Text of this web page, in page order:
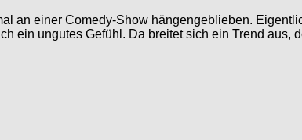
an einer Comedy-Show hängengeblieben.
ein ungutes Gefühl. Da breitet sich ein Trend aus,